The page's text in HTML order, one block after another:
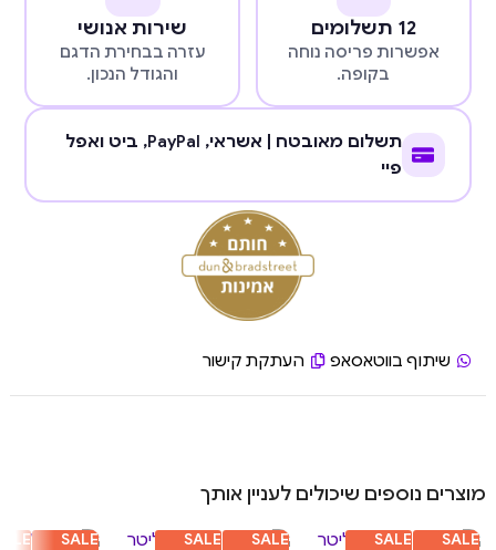
12 תשלומים
אפשרות פריסה נוחה
בקופה.
שירות אנושי
עזרה בבחירת הדגם
והגודל הנכון.
תשלום מאובטח | אשראי, PayPal, ביט ואפל
פיי
שיתוף בווטאסאפ העתקת קישור
מוצרים נוספים שיכולים לעניין אותך
SALE
SALE
SALE
SALE
SALE